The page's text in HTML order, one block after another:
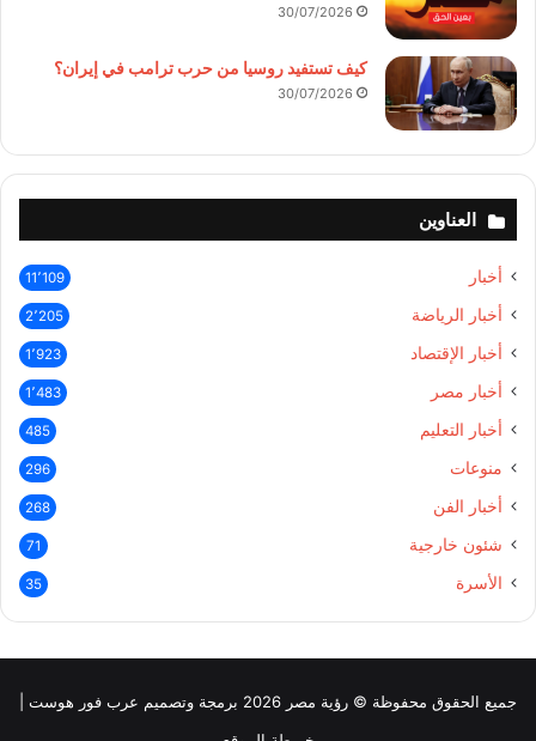
30/07/2026
كيف تستفيد روسيا من حرب ترامب في إيران؟
30/07/2026
العناوين
أخبار 11٬109
أخبار الرياضة 2٬205
أخبار الإقتصاد 1٬923
أخبار مصر 1٬483
أخبار التعليم 485
منوعات 296
أخبار الفن 268
شئون خارجية 71
الأسرة 35
جميع الحقوق محفوظة © رؤية مصر 2026 برمجة وتصميم عرب فور هوست |